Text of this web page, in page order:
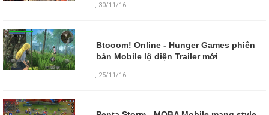
, 30/11/16
Btooom! Online - Hunger Games phiên
bản Mobile lộ diện Trailer mới
, 25/11/16